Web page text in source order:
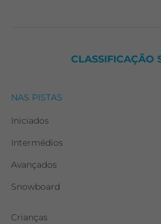
CLASSIFICAÇÃO
NAS PISTAS
Iniciados
Intermédios
Avançados
Snowboard
Crianças